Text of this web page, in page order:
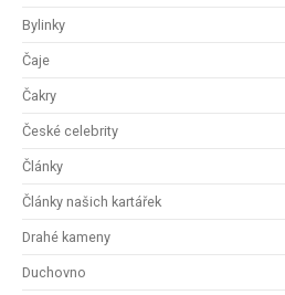
Bylinky
Čaje
Čakry
České celebrity
Články
Články našich kartářek
Drahé kameny
Duchovno